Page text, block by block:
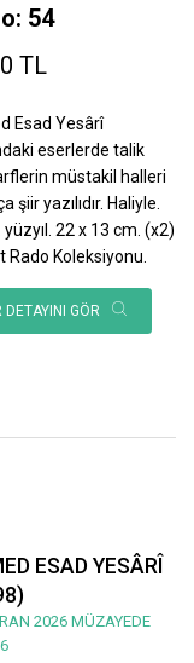
54
TL
Esad Yesârî
eserlerde talik
müstakil halleri
şiir yazılıdır. Haliyle.
yüzyıl. 22 x 13 cm. (x2)
Rado Koleksiyonu.
DETAYINI GÖR
ESAD YESÂRÎ
2026 MÜZAYEDE